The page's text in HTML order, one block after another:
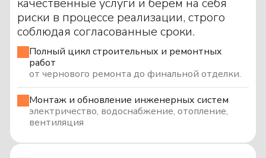
качественные услуги и берём на себя
риски в процессе реализации, строго
соблюдая согласованные сроки.
Полный цикл строительных и ремонтных
работ
от чернового ремонта до финальной отделки.
Монтаж и обновление инженерных систем
электричество, водоснабжение, отопление,
вентиляция